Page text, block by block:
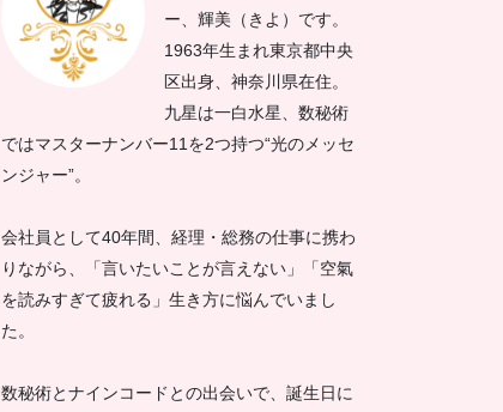
ー、輝美（きよ）です。
1963年生まれ東京都中央
区出身、神奈川県在住。
九星は一白水星、数秘術
ではマスターナンバー11を2つ持つ“光のメッセ
ンジャー”。
会社員として40年間、経理・総務の仕事に携わ
りながら、「言いたいことが言えない」「空氣
を読みすぎて疲れる」生き方に悩んでいまし
た。
数秘術とナインコードとの出会いで、誕生日に